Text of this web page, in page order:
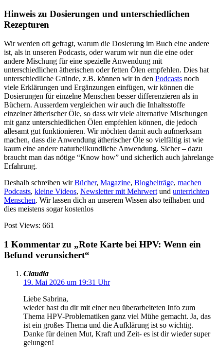
Hinweis zu Dosierungen und unterschiedlichen
Rezepturen
Wir werden oft gefragt, warum die Dosierung im Buch eine andere
ist, als in unseren Podcasts, oder warum wir nun die eine oder
andere Mischung für eine spezielle Anwendung mit
unterschiedlichen ätherischen oder fetten Ölen empfehlen. Dies hat
unterschiedliche Gründe, z.B. können wir in den Podcasts noch
viele Erklärungen und Ergänzungen einfügen, wir können die
Dosierungen für einzelne Menschen besser differenzieren als in
Büchern. Ausserdem vergleichen wir auch die Inhaltsstoffe
einzelner ätherischer Öle, so dass wir viele alternative Mischungen
mit ganz unterschiedlichen Ölen empfehlen können, die jedoch
allesamt gut funktionieren. Wir möchten damit auch aufmerksam
machen, dass die Anwendung ätherischer Öle so vielfältig ist wie
kaum eine andere naturheilkundliche Anwendung. Sicher – dazu
braucht man das nötige “Know how” und sicherlich auch jahrelange
Erfahrung.
Deshalb schreiben wirBücher, Magazine, Blogbeiträge, machen
Podcasts, kleine Videos, Newsletter mit Mehrwert und unterrichten
Menschen. Wir lassen dich an unserem Wissen also teilhaben und
dies meistens sogar kostenlos
Post Views: 661
1 Kommentar zu „Rote Karte bei HPV: Wenn ein
Befund verunsichert“
Claudia
19. Mai 2026 um 19:31 Uhr
Liebe Sabrina,
wieder hast du dir mit einer neu überarbeiteten Info zum
Thema HPV-Problematiken ganz viel Mühe gemacht. Ja, das
ist ein großes Thema und die Aufklärung ist so wichtig.
Danke für deinen Mut, Kraft und Zeit- es ist dir wieder super
gelungen!